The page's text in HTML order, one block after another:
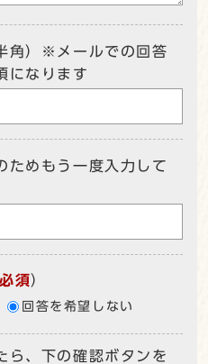
角）※メールでの回答
になります
ためもう一度入力して
必須）
回答を希望しない
ら、下の確認ボタンを